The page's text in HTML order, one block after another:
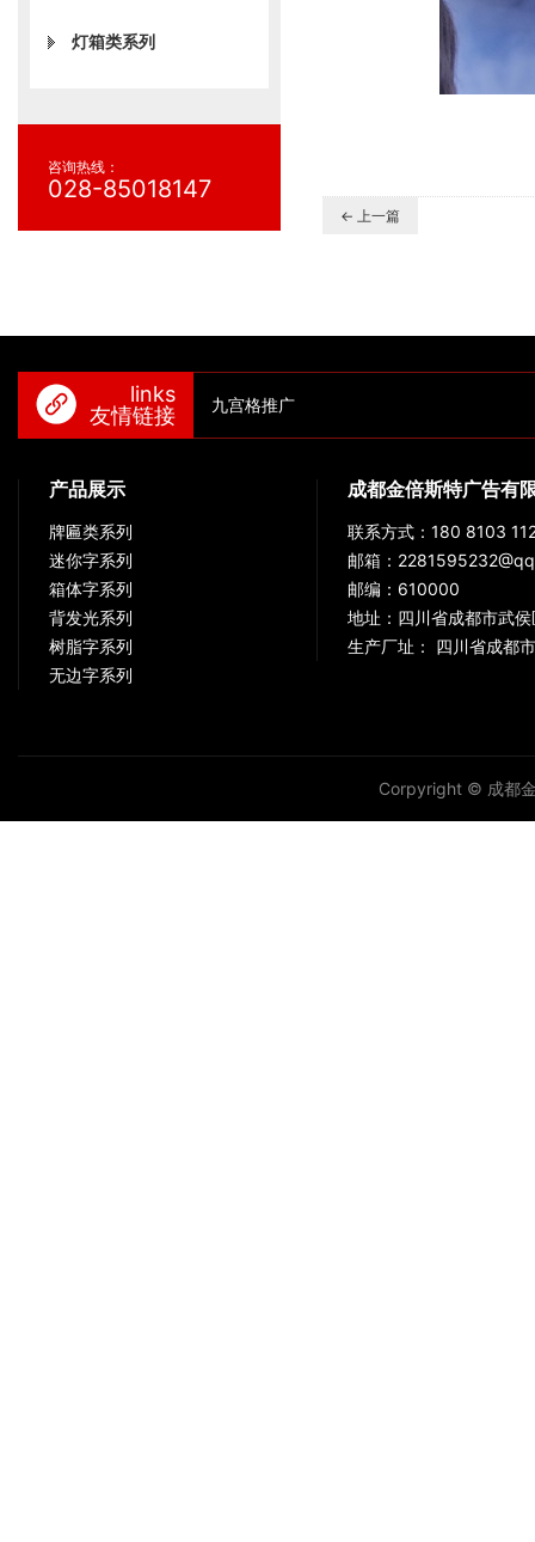
灯箱类系列
咨询热线：
028-85018147
← 上一篇
links
友情链接
九宫格推广
产品展示
牌匾类系列
迷你字系列
箱体字系列
背发光系列
树脂字系列
无边字系列
成都金倍斯特广告有
联系方式：180 8103
邮箱：
邮编：610000
地址：四川省成都市武
生产厂址： 四川省成都
Corpyright © 成都